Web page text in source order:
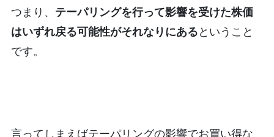
つまり、 テーパリングを行って影響を受けた株価
はいずれ戻る可能性がそれなりにあるということ
です。
言ってしまえばテーパリングの影響でお買い得な